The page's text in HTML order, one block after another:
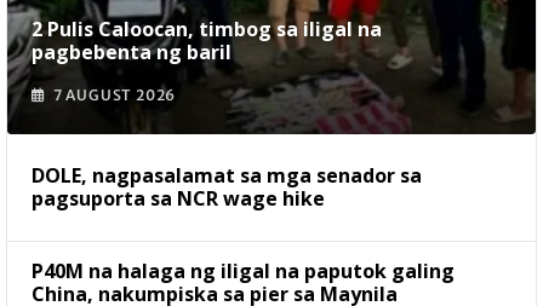
2 Pulis Caloocan, timbog sa iligal na
pagbebenta ng baril
7 AUGUST 2026
DOLE, nagpasalamat sa mga senador sa
pagsuporta sa NCR wage hike
P40M na halaga ng iligal na paputok galing
China, nakumpiska sa pier sa Maynila